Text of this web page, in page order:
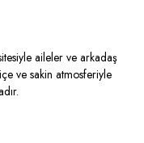
aileler ve arkadaş
ve sakin atmosferiyle